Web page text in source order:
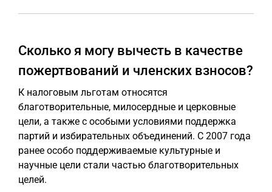
Сколько я могу вычесть в качестве
пожертвований и членских взносов?
К налоговым льготам относятся
благотворительные, милосердные и церковные
цели, а также с особыми условиями поддержка
партий и избирательных объединений. С 2007 года
ранее особо поддерживаемые культурные и
научные цели стали частью благотворительных
целей.